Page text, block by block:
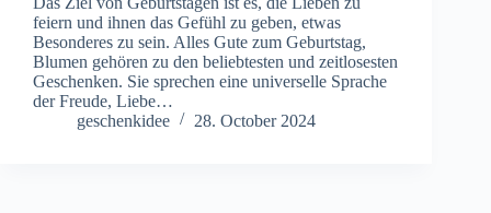
feiern und ihnen das Gefühl zu geben, etwas
Besonderes zu sein. Alles Gute zum Geburtstag,
Blumen gehören zu den beliebtesten und zeitlosesten
Geschenken. Sie sprechen eine universelle Sprache
der Freude, Liebe…
geschenkidee
28. October 2024